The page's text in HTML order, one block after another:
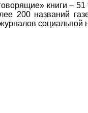
книги –
200 названий
социальной